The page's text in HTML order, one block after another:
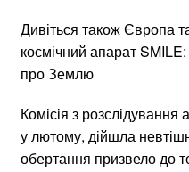
Дивіться також Європа
космічний апарат SMILE:
про Землю
Комісія з
у лютому, дійшла
обертання призвело до